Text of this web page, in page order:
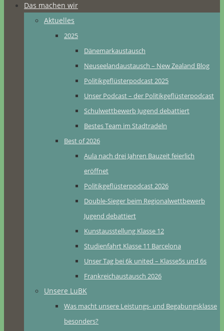
Das machen wir
Aktuelles
2025
Dänemarkaustausch
Neuseelandaustausch – New Zealand Blog
Politikgeflüsterpodcast 2025
Unser Podcast – der Politikgeflüsterpodcast
Schulwettbewerb Jugend debattiert
Bestes Team im Stadtradeln
Best of 2026
Aula nach drei Jahren Bauzeit feierlich
eröffnet
Politikgeflüsterpodcast 2026
Double-Sieger beim Regionalwettbewerb
Jugend debattiert
Kunstausstellung Klasse 12
Studienfahrt Klasse 11 Barcelona
Unser Tag bei 6k united – Klasse5s und 6s
Frankreichaustausch 2026
Unsere LuBK
Was macht unsere Leistungs- und Begabungsklasse
besonders?